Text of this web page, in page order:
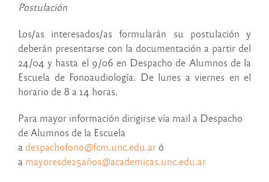
Postulación
Los/as interesados/as formularán su postulación y
deberán presentarse con la documentación a partir del
24/04 y hasta el 9/06 en Despacho de Alumnos de la
Escuela de Fonoaudiología. De lunes a viernes en el
horario de 8 a 14 horas.
Para mayor información dirigirse vía mail a Despacho
de Alumnos de la Escuela
a despachofono@fcm.unc.edu.ar ó
a mayoresde25años@academicas.unc.edu.ar